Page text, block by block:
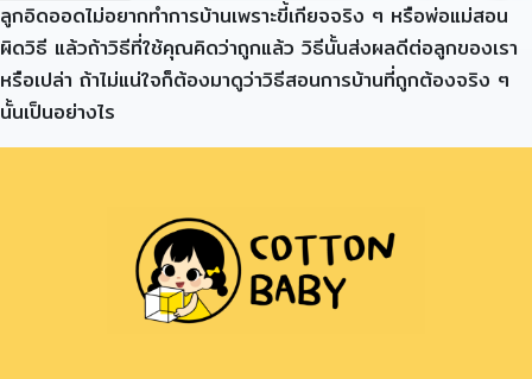
ลูกอิดออดไม่อยากทำการบ้านเพราะขี้เกียจจริง ๆ หรือพ่อแม่สอน
ผิดวิธี แล้วถ้าวิธีที่ใช้คุณคิดว่าถูกแล้ว วิธีนั้นส่งผลดีต่อลูกของเรา
หรือเปล่า ถ้าไม่แน่ใจก็ต้องมาดูว่าวิธีสอนการบ้านที่ถูกต้องจริง ๆ
นั้นเป็นอย่างไร